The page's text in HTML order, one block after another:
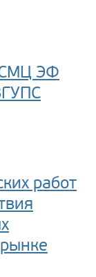
ЭФ
работ